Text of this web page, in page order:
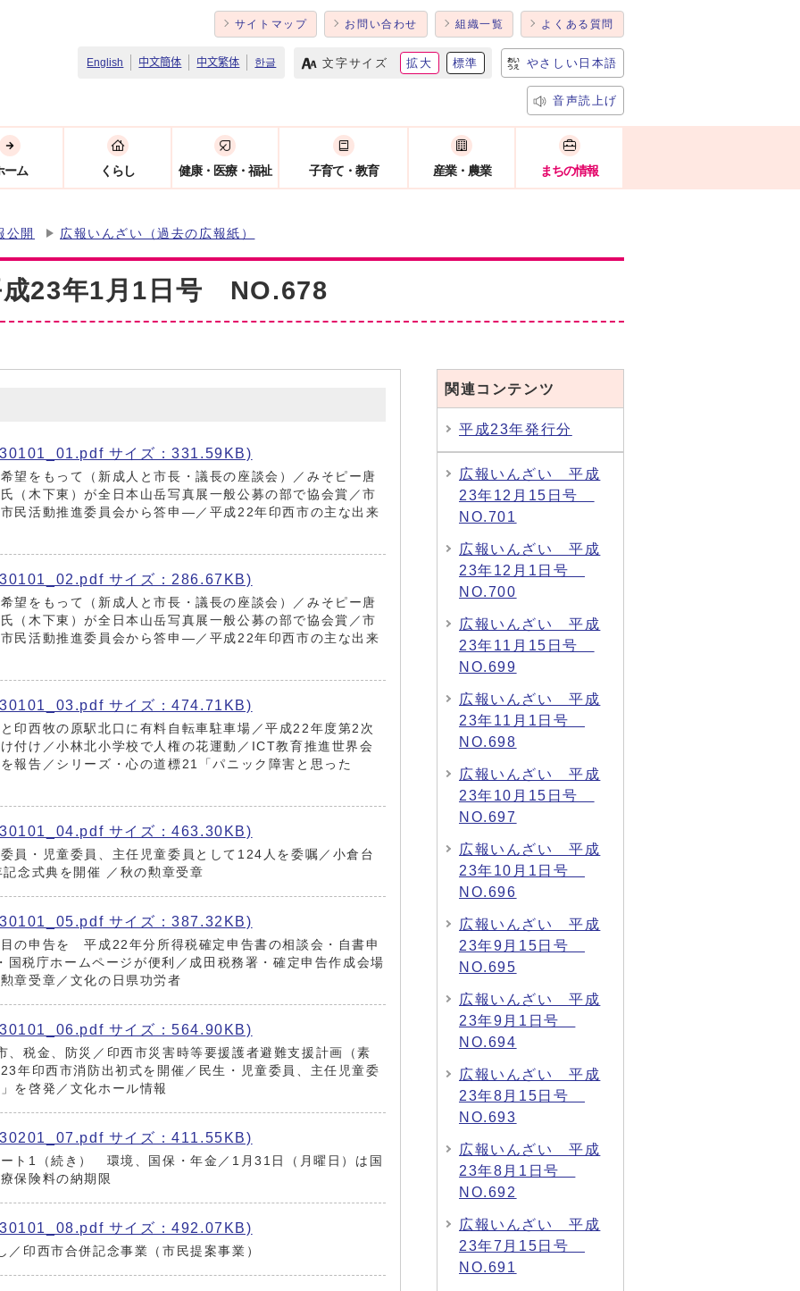
サイトマップ お問い合わせ 組織一覧 よくある質問
English 中文簡体 中文繁体 한글 文字サイズ 拡大 標準 やさしい日本語
音声読上げ
ーム くらし 健康・医療・福祉 子育て・教育 産業・農業 まちの情報
公開 広報いんざい（過去の広報紙）
23年1月1日号 NO.678
サイズ：331.59KB)
望をもって（新成人と市長・議長の座談会）／みそピー唐
（木下東）が全日本山岳写真展一般公募の部で協会賞／市
民活動推進委員会から答申―／平成22年印西市の主な出来
サイズ：286.67KB)
望をもって（新成人と市長・議長の座談会）／みそピー唐
（木下東）が全日本山岳写真展一般公募の部で協会賞／市
民活動推進委員会から答申―／平成22年印西市の主な出来
サイズ：474.71KB)
印西牧の原駅北口に有料自転車駐車場／平成22年度第2次
付け／小林北小学校で人権の花運動／ICT教育推進世界会
報告／シリーズ・心の道標21「パニック障害と思った
サイズ：463.30KB)
員・児童委員、主任児童委員として124人を委嘱／小倉台
念式典を開催 ／秋の勲章受章
サイズ：387.32KB)
の申告を 平成22年分所得税確定申告書の相談会・自書申
税庁ホームページが便利／成田税務署・確定申告作成会場
章受章／文化の日県功労者
サイズ：564.90KB)
税金、防災／印西市災害時等要援護者避難支援計画（素
年印西市消防出初式を開催／民生・児童委員、主任児童委
を啓発／文化ホール情報
サイズ：411.55KB)
ト1（続き） 環境、国保・年金／1月31日（月曜日）は国
保険料の納期限
サイズ：492.07KB)
印西市合併記念事業（市民提案事業）
関連コンテンツ
平成23年発行分
広報いんざい 平成
23年12月15日号
NO.701
広報いんざい 平成
23年12月1日号
NO.700
広報いんざい 平成
23年11月15日号
NO.699
広報いんざい 平成
23年11月1日号
NO.698
広報いんざい 平成
23年10月15日号
NO.697
広報いんざい 平成
23年10月1日号
NO.696
広報いんざい 平成
23年9月15日号
NO.695
広報いんざい 平成
23年9月1日号
NO.694
広報いんざい 平成
23年8月15日号
NO.693
広報いんざい 平成
23年8月1日号
NO.692
広報いんざい 平成
23年7月15日号
NO.691